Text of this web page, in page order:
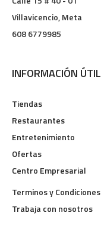
Villavicencio, Meta
608 6779985
INFORMACIÓN ÚTIL
Tiendas
Restaurantes
Entretenimiento
Ofertas
Centro Empresarial
Terminos y Condiciones
Trabaja con nosotros